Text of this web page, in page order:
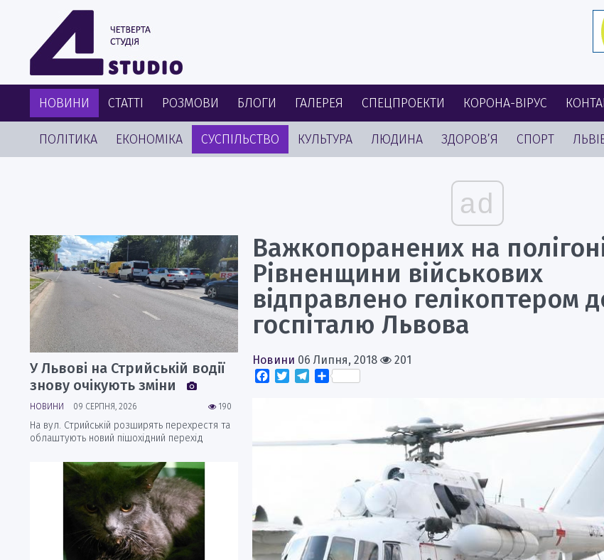
НОВИНИ СТАТТІ РОЗМОВИ БЛОГИ ГАЛЕРЕЯ СПЕЦПРОЕКТИ КОРОНА-ВІРУС
ПОЛІТИКА ЕКОНОМІКА СУСПІЛЬСТВО КУЛЬТУРА ЛЮДИНА ЗДОРОВ’Я СПОРТ
ad
Важкопоранених на
Рівненщини військових
відправлено гелікоптером
госпіталю Львова
Новини 06 Липня, 2018
201
Facebook
TwitterTelegram
Поділитися
У Львові на Стрийській водії
знову очікують зміни
190
НОВИНИ 09 СЕРПНЯ, 2026
На вул. Стрийській розширять перехрестя та
облаштують новий пішохідний перехід